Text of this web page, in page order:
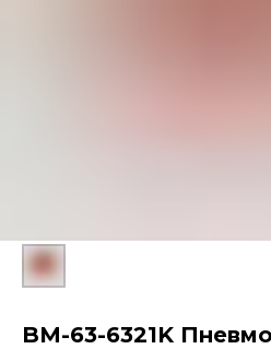
BM-63-6321K